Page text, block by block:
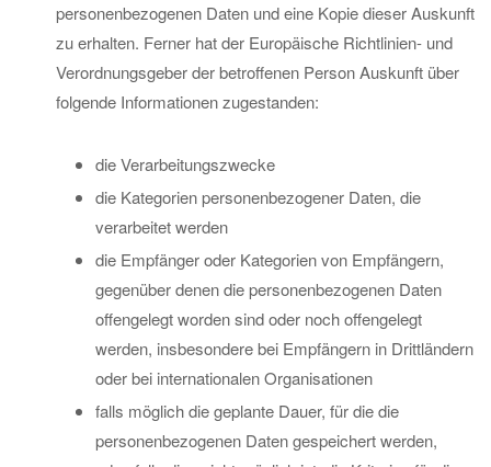
personenbezogenen Daten und eine Kopie dieser Auskunft
zu erhalten. Ferner hat der Europäische Richtlinien- und
Verordnungsgeber der betroffenen Person Auskunft über
folgende Informationen zugestanden:
die Verarbeitungszwecke
die Kategorien personenbezogener Daten, die
verarbeitet werden
die Empfänger oder Kategorien von Empfängern,
gegenüber denen die personenbezogenen Daten
offengelegt worden sind oder noch offengelegt
werden, insbesondere bei Empfängern in Drittländern
oder bei internationalen Organisationen
falls möglich die geplante Dauer, für die die
personenbezogenen Daten gespeichert werden,